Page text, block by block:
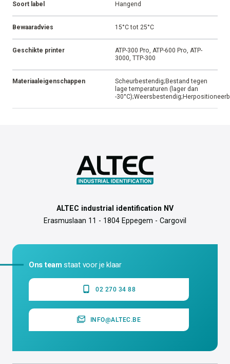
Soort label Hangend
Bewaaradvies 15°C tot 25°C
Geschikte printer
ATP-300 Pro, ATP-600 Pro, ATP-
3000, TTP-300
Materiaaleigenschappen
Scheurbestendig;Bestand tegen
lage temperaturen (lager dan
-
ALTEC industrial identification NV
Erasmuslaan 11 - 1804 Eppegem - Cargovil
Ons team staat voor je klaar
02 270 34 88
INFO@ALTEC.BE